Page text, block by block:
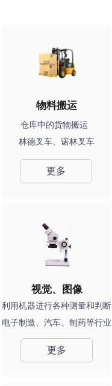
物料搬运
仓库中的货物搬运
林德叉车、诺林叉车
视觉、图像
利⽤机器进⾏各种测量和判断
电⼦制造、汽⻋、制药等⾏业
更多
更多